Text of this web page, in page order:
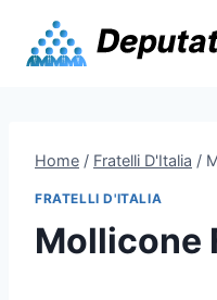
content
Home / Fratelli D'Italia /
FRATELLI D'ITALIA
Mollicone